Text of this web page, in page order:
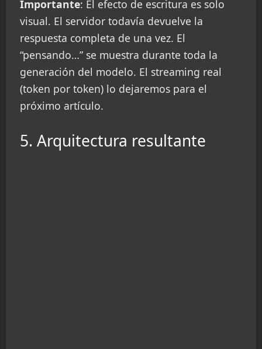
Importante: El efecto de escritura es solo
visual. El servidor todavía devuelve la
respuesta completa de una vez. El
“pensando…” se muestra durante toda la
generación del modelo. El streaming real
(token por token) lo dejaremos para el
próximo artículo.
5. Arquitectura resultante